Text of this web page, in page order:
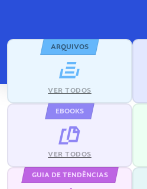
ARQUIVOS
VER TODOS
EBOOKS
VER TODOS
GUIA DE TENDÊNCIAS